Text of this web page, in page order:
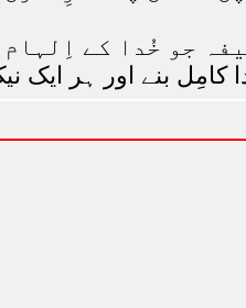
جو خُدا کے
کامِل بنے اور ہر ایک